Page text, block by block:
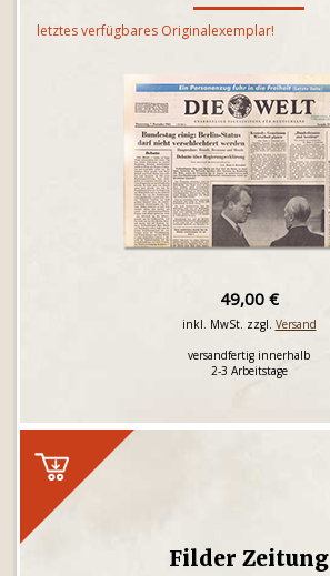
letztes verfügbares Originalexemplar!
49,00 €
inkl. MwSt. zzgl. Versand
versandfertig innerhalb
2-3 Arbeitstage
Filder Zeitung